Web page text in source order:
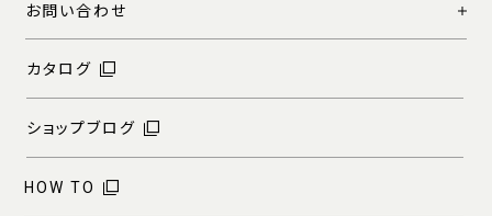
お問い合わせ
カタログ
ショップブログ
HOW TO